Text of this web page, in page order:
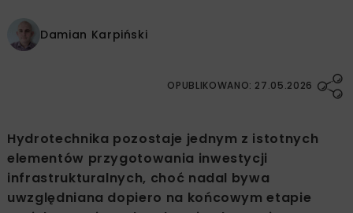
Damian Karpiński
OPUBLIKOWANO: 27.05.2026
Hydrotechnika pozostaje jednym z istotnych
elementów przygotowania inwestycji
infrastrukturalnych, choć nadal bywa
uwzględniana dopiero na końcowym etapie